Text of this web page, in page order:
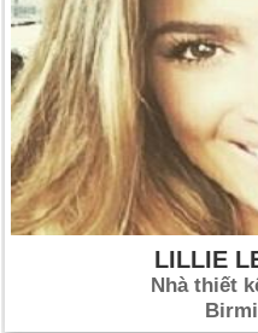
LILLIE
Nhà thiết